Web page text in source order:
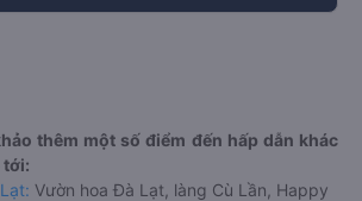
thêm một số điểm đến hấp dẫn khác
tới:
Vườn hoa Đà Lạt, làng Cù Lần, Happy